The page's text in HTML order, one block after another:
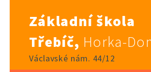
Základní škola
Třebíč, Horka-
Václavské nám. 44/12